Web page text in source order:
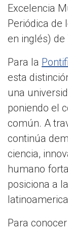
Excelencia
Periódica de
en inglés) de
Para la
esta
una
poniendo el
común. A
continúa
ciencia,
humano
posiciona a
Para